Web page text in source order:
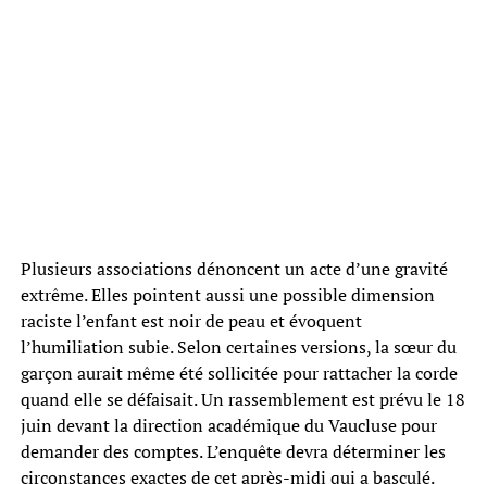
Plusieurs associations dénoncent un acte d’une gravité
extrême. Elles pointent aussi une possible dimension
raciste l’enfant est noir de peau et évoquent
l’humiliation subie. Selon certaines versions, la sœur du
garçon aurait même été sollicitée pour rattacher la corde
quand elle se défaisait. Un rassemblement est prévu le 18
juin devant la direction académique du Vaucluse pour
demander des comptes. L’enquête devra déterminer les
circonstances exactes de cet après-midi qui a basculé.